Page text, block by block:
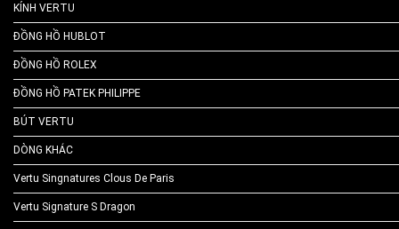
KÍNH VERTU
ĐỒNG HỒ HUBLOT
ĐỒNG HỒ ROLEX
ĐỒNG HỒ PATEK PHILIPPE
BÚT VERTU
DÒNG KHÁC
Vertu Singnatures Clous De Paris
Vertu Signature S Dragon